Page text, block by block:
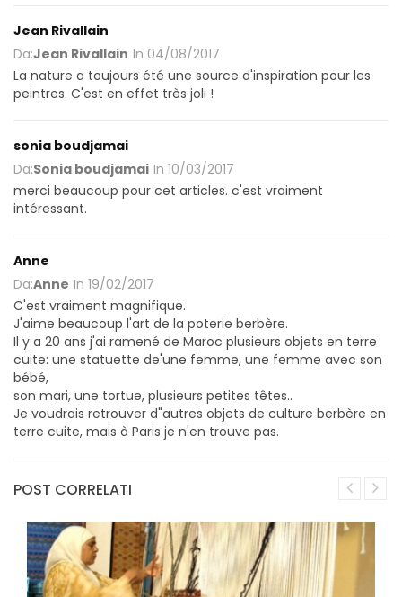
Jean Rivallain
Da:Jean Rivallain In 04/08/2017
La nature a toujours été une source d'inspiration pour les
peintres. C'est en effet très joli !
sonia boudjamai
Da:Sonia boudjamai In 10/03/2017
merci beaucoup pour cet articles. c'est vraiment
intéressant.
Anne
Da:Anne In 19/02/2017
C'est vraiment magnifique.
J'aime beaucoup l'art de la poterie berbère.
Il y a 20 ans j'ai ramené de Maroc plusieurs objets en terre
cuite: une statuette de'une femme, une femme avec son
bébé,
son mari, une tortue, plusieurs petites têtes..
Je voudrais retrouver d"autres objets de culture berbère en
terre cuite, mais à Paris je n'en trouve pas.
POST CORRELATI